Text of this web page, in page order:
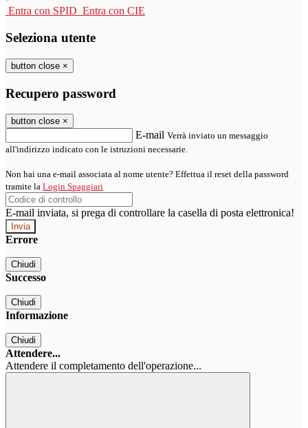
Entra con SPID Entra con CIE
Seleziona utente
button close ×
Recupero password
button close ×
E-mail Verrà inviato un messaggio
all'indirizzo indicato con le istruzioni necessarie.
Non hai una e-mail associata al nome utente? Effettua il reset della password
tramite la Login Spaggiari
E-mail inviata, si prega di controllare la casella di posta elettronica!
Errore
Chiudi
Successo
Chiudi
Informazione
Chiudi
Attendere...
Attendere il completamento dell'operazione...